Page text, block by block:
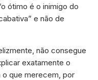
ótimo é o inimigo do
e não de
não consegue
exatamente o
o que merecem, por